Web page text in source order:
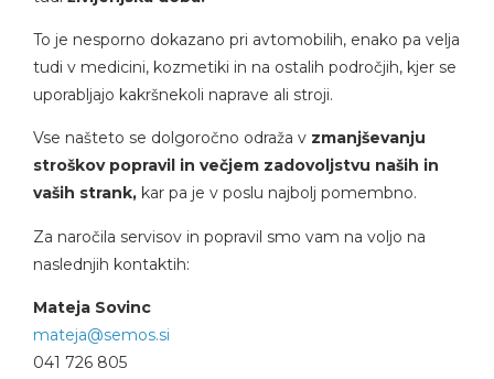
To je nesporno dokazano pri avtomobilih, enako pa velja
tudi v medicini, kozmetiki in na ostalih področjih, kjer se
uporabljajo kakršnekoli naprave ali stroji.
Vse našteto se dolgoročno odraža v zmanjševanju
stroškov popravil in večjem zadovoljstvu naših in
vaših strank, kar pa je v poslu najbolj pomembno.
Za naročila servisov in popravil smo vam na voljo na
naslednjih kontaktih:
Mateja Sovinc
mateja@semos.si
041 726 805